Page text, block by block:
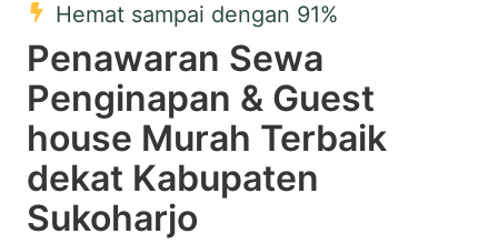
select
a
date.
Press
the
question
mark
select
a
date.
Press
question
Hemat sampai dengan 91%
Penawaran Sewa
Penginapan & Guest
house Murah Terbaik
dekat Kabupaten
Sukoharjo